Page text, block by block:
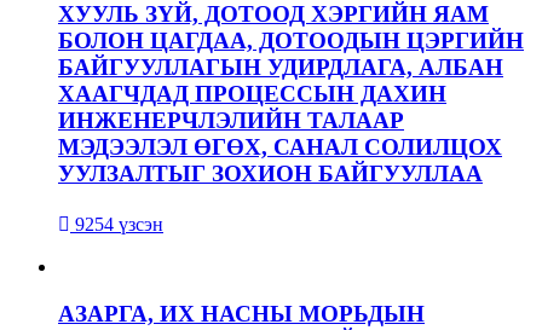
ХУУЛЬ ЗҮЙ, ДОТООД ХЭРГИЙН ЯАМ
БОЛОН ЦАГДАА, ДОТООДЫН ЦЭРГИЙН
БАЙГУУЛЛАГЫН УДИРДЛАГА, АЛБАН
ХААГЧДАД ПРОЦЕССЫН ДАХИН
ИНЖЕНЕРЧЛЭЛИЙН ТАЛААР
МЭДЭЭЛЭЛ ӨГӨХ, САНАЛ СОЛИЛЦОХ
УУЛЗАЛТЫГ ЗОХИОН БАЙГУУЛЛАА
9254 үзсэн
АЗАРГА, ИХ НАСНЫ МОРЬДЫН